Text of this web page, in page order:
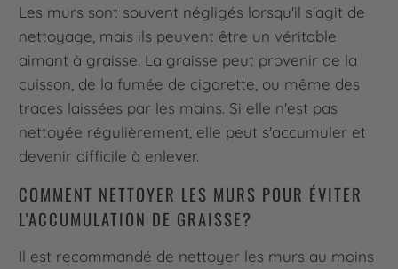
Les murs sont souvent négligés lorsqu'il s'agit de
nettoyage, mais ils peuvent être un véritable
aimant à graisse. La graisse peut provenir de la
cuisson, de la fumée de cigarette, ou même des
traces laissées par les mains. Si elle n'est pas
nettoyée régulièrement, elle peut s'accumuler et
devenir difficile à enlever.
COMMENT NETTOYER LES MURS POUR ÉVITER
L'ACCUMULATION DE GRAISSE?
Il est recommandé de nettoyer les murs au moins